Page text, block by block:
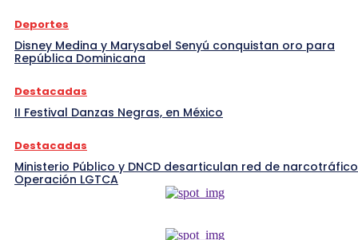
Deportes
Disney Medina y Marysabel Senyú conquistan oro para
República Dominicana
Destacadas
II Festival Danzas Negras, en México
Destacadas
Ministerio Público y DNCD desarticulan red de
Operación LGTCA